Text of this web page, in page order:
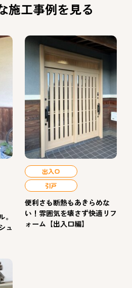
施工事例を見る
ュ
出入口
引戸
便利さも断熱もあきらめな
い！雰囲気を壊さず快適リフ
ォーム【出入口編】